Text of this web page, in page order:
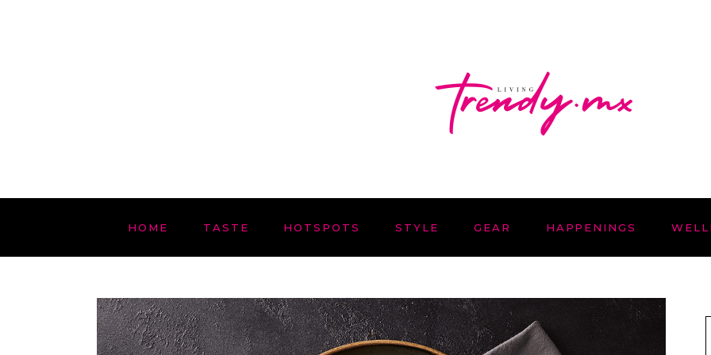
HOME TASTE HOTSPOTS STYLE GEAR HAPPENINGS